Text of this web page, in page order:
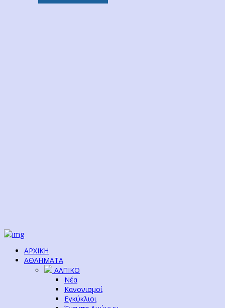
ΑΡΧΙΚΗ
ΑΘΛΗΜΑΤΑ
ΑΛΠΙΚΟ
Νέα
Κανονισμοί
Εγκύκλιοι